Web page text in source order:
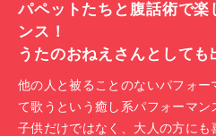
パペットたちと腹話術で楽
ンス！
うたのおねえさんとしても
他の人と被ることのないパフォー
て歌うという癒し系パフォーマン
子供だけではなく、大人の方に